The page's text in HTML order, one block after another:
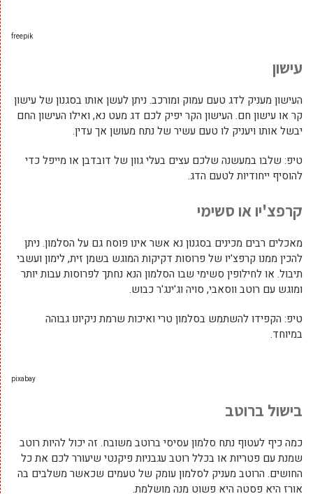
freepik
עישון
העישון מעניק לדג טעם עמוק ומורכב. ניתן לעשן אותו בסגנון של עישון
קר או עישון חם. העישון הקר יפיק לכם דג מעט נא, ואילו העישון החם
יבשל אותו ויעניק לו טעם עשיר של נתח מעושן אך עדין.
טיפ: שלבו במעשנה שלכם עצים בעלי גוון של דובדבן או מייפל כדי
להוסיף ייחודיות לטעם הדג.
קרפצ'יו או סשימי
מאכלים רבים מכינים בסגנון נא אשר אינו פוסח גם על הסלמון. ניתן
להכין ממנו קרפצ'יו של פרוסות דקיקות המוגש בשמן זית, לימון ועשבי
תיבול. או לחילופין סשימי שבו הסלמון הנא נחתך לפרוסות עבות יותר
ומוגש עם רוטב ווסאבי, סויה וג'ינג'ר כבוש.
טיפ: הקפידו להשתמש בסלמון טרי ואיכות שרמת ניקיונו גבוהה
במיוחד.
pixabay
בישול ברוטב
כמה כיף לעטוף נתח סלמון עסיסי ברוטב משובח. זה יכול להיות רוטב
שמנת עם פטריות או בכלל רוטב עגבניות פיקנטי שיעורר לכם את כל
החושים. הרוטב מעניק לסלמון עומק של טעמים שכאשר משלבים בה
אורז היא פסטה היא פשוט מנה מושלמת.